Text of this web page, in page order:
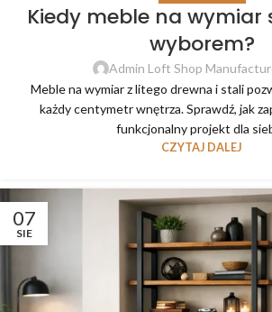
Kiedy meble na wymiar
wyborem?
Admin Loft Shop
Meble na wymiar z litego drewna i stali
każdy centymetr wnętrza. Sprawdź, jak
funkcjonalny projekt dla
CZYTAJ DALEJ
07
SIE